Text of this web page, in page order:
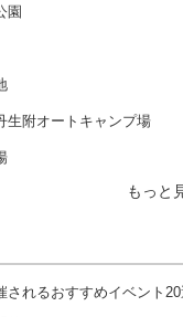
園
生附オートキャンプ場
もっと
されるおすすめイベント20